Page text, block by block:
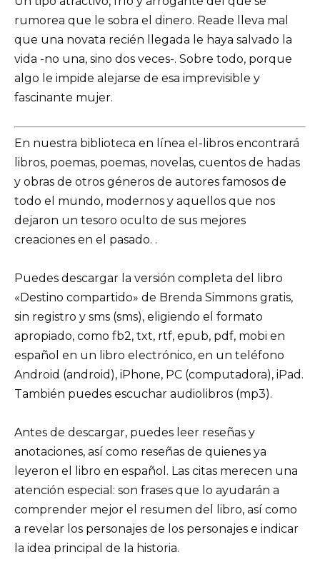
rumorea que le sobra el dinero. Reade lleva mal
que una novata recién llegada le haya salvado la
vida -no una, sino dos veces-. Sobre todo, porque
algo le impide alejarse de esa imprevisible y
fascinante mujer.
En nuestra biblioteca en línea el-libros encontrará
libros, poemas, poemas, novelas, cuentos de hadas
y obras de otros géneros de autores famosos de
todo el mundo, modernos y aquellos que nos
dejaron un tesoro oculto de sus mejores
creaciones en el pasado. .
Puedes descargar la versión completa del libro
«Destino compartido» de Brenda Simmons gratis,
sin registro y sms (sms), eligiendo el formato
apropiado, como fb2, txt, rtf, epub, pdf, mobi en
español en un libro electrónico, en un teléfono
Android (android), iPhone, PC (computadora), iPad.
También puedes escuchar audiolibros (mp3).
Antes de descargar, puedes leer reseñas y
anotaciones, así como reseñas de quienes ya
leyeron el libro en español. Las citas merecen una
atención especial: son frases que lo ayudarán a
comprender mejor el resumen del libro, así como
a revelar los personajes de los personajes e indicar
la idea principal de la historia.